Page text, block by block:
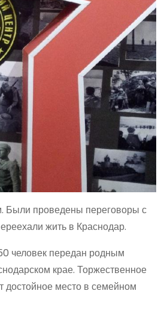
Были проведены переговоры с
жить в Краснодар.
человек передан родным
крае. Торжественное
достойное место в семейном